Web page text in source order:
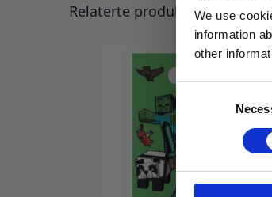
We use
information
other
Selection
Relaterte produkter